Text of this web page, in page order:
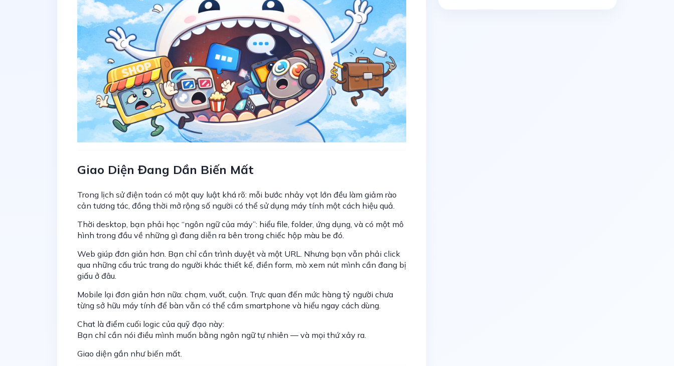
Giao Diện Đang Dần Biến Mất
Trong lịch sử điện toán có một quy luật khá rõ: mỗi bước nhảy vọt lớn đều làm giảm rào
cản tương tác, đồng thời mở rộng số người có thể sử dụng máy tính một cách hiệu quả.
Thời desktop, bạn phải học “ngôn ngữ của máy”: hiểu file, folder, ứng dụng, và có một mô
hình trong đầu về những gì đang diễn ra bên trong chiếc hộp màu be đó.
Web giúp đơn giản hơn. Bạn chỉ cần trình duyệt và một URL. Nhưng bạn vẫn phải click
qua những cấu trúc trang do người khác thiết kế, điền form, mò xem nút mình cần đang bị
giấu ở đâu.
Mobile lại đơn giản hơn nữa: chạm, vuốt, cuộn. Trực quan đến mức hàng tỷ người chưa
từng sở hữu máy tính để bàn vẫn có thể cầm smartphone và hiểu ngay cách dùng.
Chat là điểm cuối logic của quỹ đạo này:
Bạn chỉ cần nói điều mình muốn bằng ngôn ngữ tự nhiên — và mọi thứ xảy ra.
Giao diện gần như biến mất.